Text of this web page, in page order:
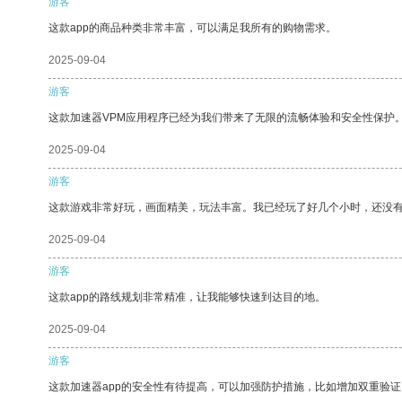
这款app的商品种类非常丰富，可以满足我所有的购物需求。
2025-09-04
游客
这款加速器VPM应用程序已经为我们带来了无限的流畅体验和安全性保护。
2025-09-04
游客
这款游戏非常好玩，画面精美，玩法丰富。我已经玩了好几个小时，还没有
2025-09-04
游客
这款app的路线规划非常精准，让我能够快速到达目的地。
2025-09-04
游客
这款加速器app的安全性有待提高，可以加强防护措施，比如增加双重验证